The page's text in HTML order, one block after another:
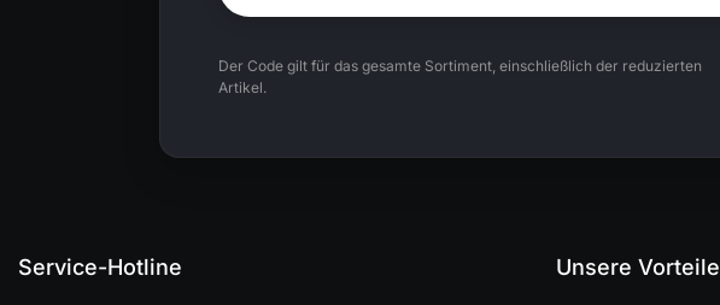
Der Code gilt für das gesamte Sortiment, einschließlich der reduzierten
Artikel.
Service-Hotline Unsere Vorteile